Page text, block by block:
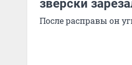
зверски
После расправы он